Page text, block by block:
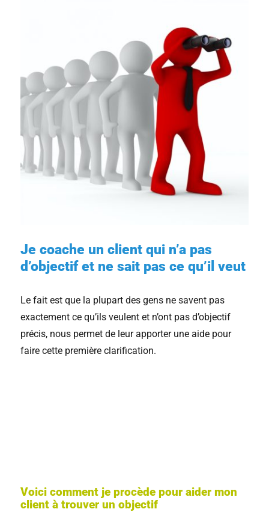
Je coache un client qui n’a pas
d’objectif et ne sait pas ce qu’il veut
Le fait est que la plupart des gens ne savent pas
exactement ce qu’ils veulent et n’ont pas d’objectif
précis, nous permet de leur apporter une aide pour
faire cette première clarification.
Voici comment je procède pour aider mon
client à trouver un objectif